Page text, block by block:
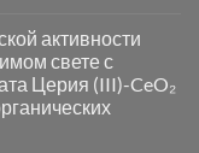
активности
свете с
Церия (III)-CeO₂